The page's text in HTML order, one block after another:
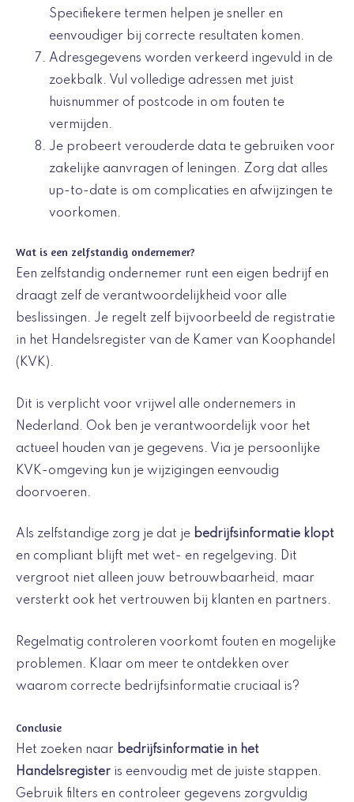
Specifiekere termen helpen je sneller en
eenvoudiger bij correcte resultaten komen.
Adresgegevens worden verkeerd ingevuld in de
zoekbalk. Vul volledige adressen met juist
huisnummer of postcode in om fouten te
vermijden.
Je probeert verouderde data te gebruiken voor
zakelijke aanvragen of leningen. Zorg dat alles
up-to-date is om complicaties en afwijzingen te
voorkomen.
Wat is een zelfstandig ondernemer?
Een zelfstandig ondernemer runt een eigen bedrijf en
draagt zelf de verantwoordelijkheid voor alle
beslissingen. Je regelt zelf bijvoorbeeld de registratie
in het Handelsregister van de Kamer van Koophandel
(KVK).
Dit is verplicht voor vrijwel alle ondernemers in
Nederland. Ook ben je verantwoordelijk voor het
actueel houden van je gegevens. Via je persoonlijke
KVK-omgeving kun je wijzigingen eenvoudig
doorvoeren.
Als zelfstandige zorg je dat je bedrijfsinformatie klopt
en compliant blijft met wet- en regelgeving. Dit
vergroot niet alleen jouw betrouwbaarheid, maar
versterkt ook het vertrouwen bij klanten en partners.
Regelmatig controleren voorkomt fouten en mogelijke
problemen. Klaar om meer te ontdekken over
waarom correcte bedrijfsinformatie cruciaal is?
Conclusie
Het zoeken naar bedrijfsinformatie in het
Handelsregister is eenvoudig met de juiste stappen.
Gebruik filters en controleer gegevens zorgvuldig